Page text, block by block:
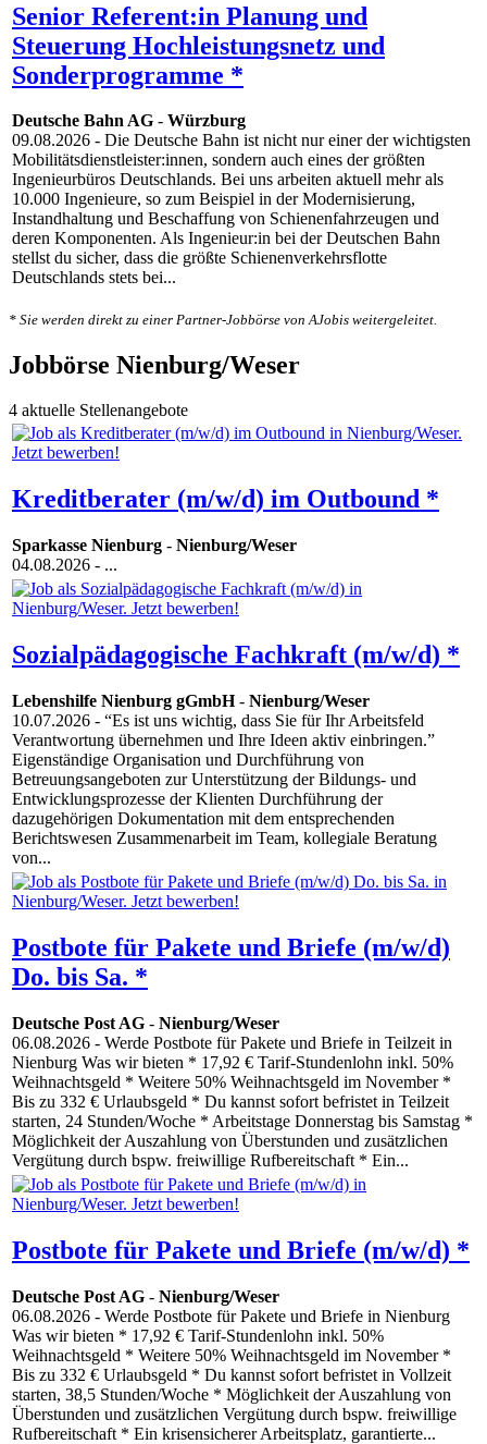
Senior Referent:in Planung und
Steuerung Hochleistungsnetz und
Sonderprogramme *
Deutsche Bahn AG - Würzburg
09.08.2026 - Die Deutsche Bahn ist nicht nur einer der wichtigsten
Mobilitätsdienstleister:innen, sondern auch eines der größten
Ingenieurbüros Deutschlands. Bei uns arbeiten aktuell mehr als
10.000 Ingenieure, so zum Beispiel in der Modernisierung,
Instandhaltung und Beschaffung von Schienenfahrzeugen und
deren Komponenten. Als Ingenieur:in bei der Deutschen Bahn
stellst du sicher, dass die größte Schienenverkehrsflotte
Deutschlands stets bei...
* Sie werden direkt zu einer Partner-Jobbörse von AJobis weitergeleitet.
Jobbörse Nienburg/Weser
4 aktuelle Stellenangebote
Kreditberater (m/w/d) im Outbound *
Sparkasse Nienburg - Nienburg/Weser
04.08.2026 - ...
Sozialpädagogische Fachkraft (m/w/d) *
Lebenshilfe Nienburg gGmbH- Nienburg/Weser
10.07.2026 - “Es ist uns wichtig, dass Sie für Ihr Arbeitsfeld
Verantwortung übernehmen und Ihre Ideen aktiv einbringen.”
Eigenständige Organisation und Durchführung von
Betreuungsangeboten zur Unterstützung der Bildungs- und
Entwicklungsprozesse der Klienten Durchführung der
dazugehörigen Dokumentation mit dem entsprechenden
Berichtswesen Zusammenarbeit im Team, kollegiale Beratung
von...
Postbote für Pakete und Briefe (m/w/d)
Do. bis Sa. *
Deutsche Post AG - Nienburg/Weser
06.08.2026 - Werde Postbote für Pakete und Briefe in Teilzeit in
Nienburg Was wir bieten * 17,92 € Tarif-Stundenlohn inkl. 50%
Weihnachtsgeld * Weitere 50% Weihnachtsgeld im November *
Bis zu 332 € Urlaubsgeld * Du kannst sofort befristet in Teilzeit
starten, 24 Stunden/Woche * Arbeitstage Donnerstag bis Samstag *
Möglichkeit der Auszahlung von Überstunden und zusätzlichen
Vergütung durch bspw. freiwillige Rufbereitschaft * Ein...
Postbote für Pakete und Briefe (m/w/d) *
Deutsche Post AG - Nienburg/Weser
06.08.2026 - Werde Postbote für Pakete und Briefe in Nienburg
Was wir bieten * 17,92 € Tarif-Stundenlohn inkl. 50%
Weihnachtsgeld * Weitere 50% Weihnachtsgeld im November *
Bis zu 332 € Urlaubsgeld * Du kannst sofort befristet in Vollzeit
starten, 38,5 Stunden/Woche * Möglichkeit der Auszahlung von
Überstunden und zusätzlichen Vergütung durch bspw. freiwillige
Rufbereitschaft * Ein krisensicherer Arbeitsplatz, garantierte...